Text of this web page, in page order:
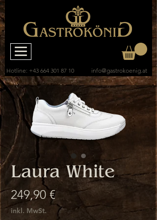
Hotline: +43 664 301 87 10 info@gastrokoenig.at
Laura White
249,90 €Preis
inkl. MwSt.